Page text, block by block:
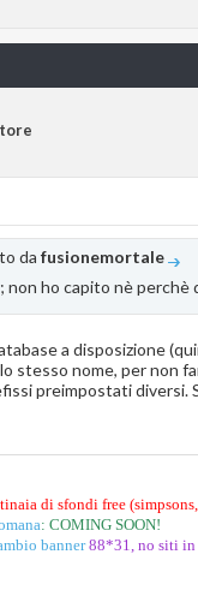
da fusionemortale
ho capito nè perchè
a disposizione
stesso nome, per non
preimpostati
di sfondi free
: COMING SOON!
banner88*31, no siti in